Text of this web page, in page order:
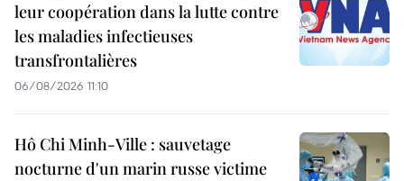
leur coopération dans la lutte contre
les maladies infectieuses
transfrontalières
06/08/2026 11:10
Hô Chi Minh-Ville : sauvetage
nocturne d'un marin russe victime